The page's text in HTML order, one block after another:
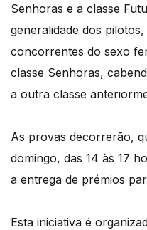
Senhoras e a classe
generalidade dos
concorrentes do sexo
classe Senhoras,
a outra classe
As provas decorrerão,
domingo, das 14 às 17
a entrega de prémios
Esta iniciativa é